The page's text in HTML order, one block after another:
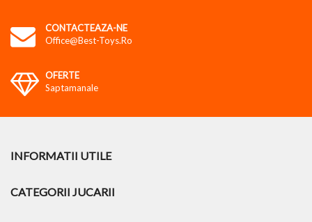
CONTACTEAZA-NE
Office@best-Toys.ro
OFERTE
Saptamanale
INFORMATII UTILE
CATEGORII JUCARII